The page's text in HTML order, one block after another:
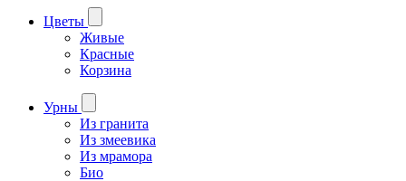
Цветы
Живые
Красные
Корзина
Урны
Из гранита
Из змеевика
Из мрамора
Био